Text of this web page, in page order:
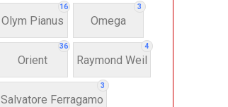
16
Olym Pianus
3
Omega
36
Orient
4
Raymond Weil
3
Salvatore Ferragamo